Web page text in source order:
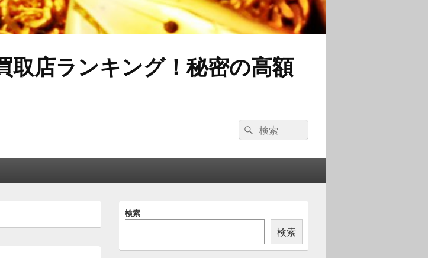
店ランキング！秘密の高額
検
索:
検
索
イ
イ
検索
検索